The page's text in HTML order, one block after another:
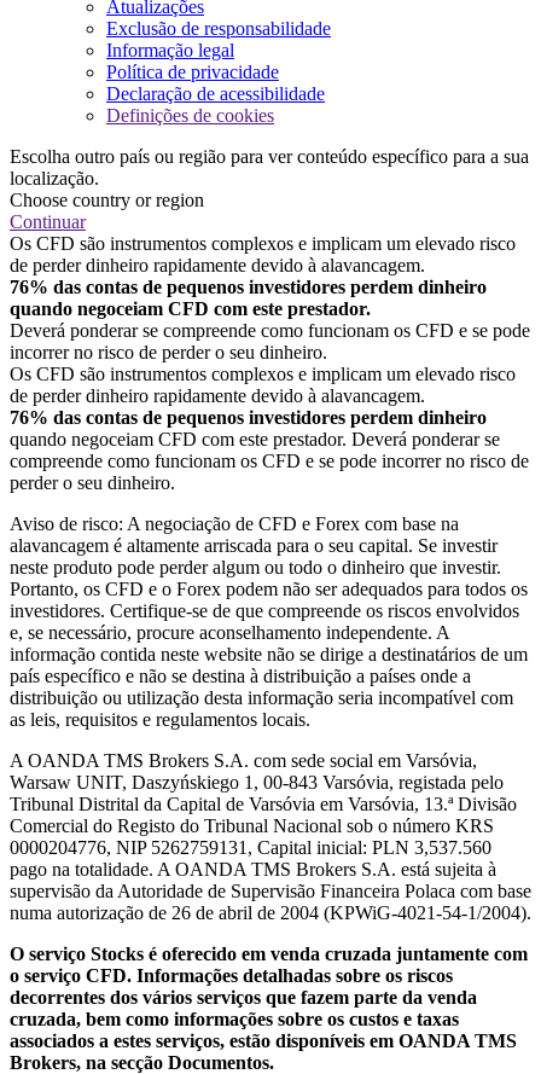
Atualizações
Exclusão de responsabilidade
Informação legal
Política de privacidade
Declaração de acessibilidade
Definições de cookies
Escolha outro país ou região para ver conteúdo específico para a sua
localização.
Choose country or region
Continuar
Os CFD são instrumentos complexos e implicam um elevado risco
de perder dinheiro rapidamente devido à alavancagem.
76% das contas de pequenos investidores perdem dinheiro
quando negoceiam CFD com este prestador.
Deverá ponderar se compreende como funcionam os CFD e se pode
incorrer no risco de perder o seu dinheiro.
Os CFD são instrumentos complexos e implicam um elevado risco
de perder dinheiro rapidamente devido à alavancagem.
76% das contas de pequenos investidores perdem dinheiro
quando negoceiam CFD com este prestador. Deverá ponderar se
compreende como funcionam os CFD e se pode incorrer no risco de
perder o seu dinheiro.
Aviso de risco: A negociação de CFD e Forex com base na
alavancagem é altamente arriscada para o seu capital. Se investir
neste produto pode perder algum ou todo o dinheiro que investir.
Portanto, os CFD e o Forex podem não ser adequados para todos os
investidores. Certifique-se de que compreende os riscos envolvidos
e, se necessário, procure aconselhamento independente. A
informação contida neste website não se dirige a destinatários de um
país específico e não se destina à distribuição a países onde a
distribuição ou utilização desta informação seria incompatível com
as leis, requisitos e regulamentos locais.
A OANDA TMS Brokers S.A. com sede social em Varsóvia,
Warsaw UNIT, Daszyńskiego 1, 00-843 Varsóvia, registada pelo
Tribunal Distrital da Capital de Varsóvia em Varsóvia, 13.ª Divisão
Comercial do Registo do Tribunal Nacional sob o número KRS
0000204776, NIP 5262759131, Capital inicial: PLN 3,537.560
pago na totalidade. A OANDA TMS Brokers S.A. está sujeita à
supervisão da Autoridade de Supervisão Financeira Polaca com base
numa autorização de 26 de abril de 2004 (KPWiG-4021-54-1/2004).
O serviço Stocks é oferecido em venda cruzada juntamente com
o serviço CFD. Informações detalhadas sobre os riscos
decorrentes dos vários serviços que fazem parte da venda
cruzada, bem como informações sobre os custos e taxas
associados a estes serviços, estão disponíveis em OANDA TMS
Brokers, na secção Documentos.